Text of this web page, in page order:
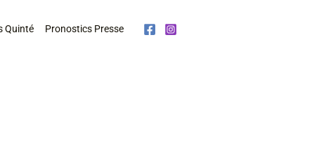
Quinté Pronostics Presse